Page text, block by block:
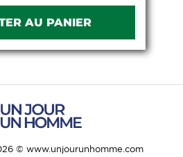
© www.unjourunhomme.com